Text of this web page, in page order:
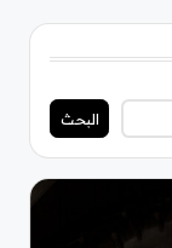
البحث